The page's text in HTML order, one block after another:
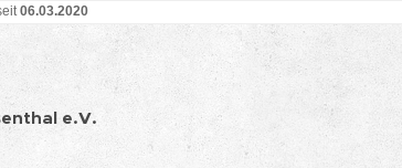
06.03.2020
e.V.